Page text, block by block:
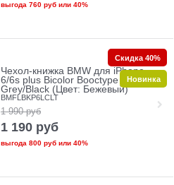
выгода 760 рубили 40%
Чехол-книжка BMW для iPhone
6/6s plus Bicolor Booctype
Grey/Black (Цвет: Бежевый)
BMFLBKP6LCLT
1 990 руб
1 190 руб
выгода 800 рубили 40%
Скидка 40%
Новинка